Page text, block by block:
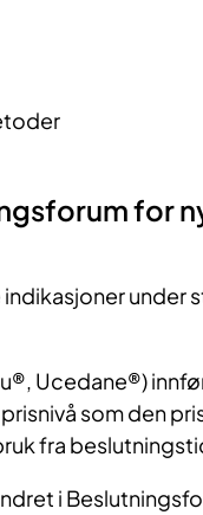
for
under
Ucedane®)
som den
fra
i